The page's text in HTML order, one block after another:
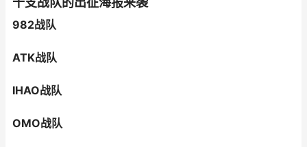
982战队
ATK战队
IHAO战队
OMO战队